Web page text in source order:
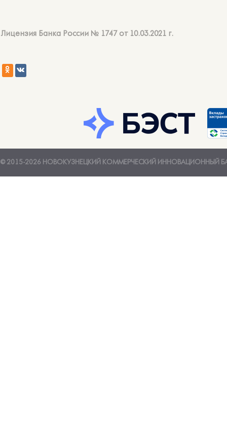
Лицензия Банка России № 1747 от 10.03.2021 г.
© 2015-2026 НОВОКУЗНЕЦКИЙ КОММЕРЧЕСКИЙ ИННОВАЦИОННЫЙ